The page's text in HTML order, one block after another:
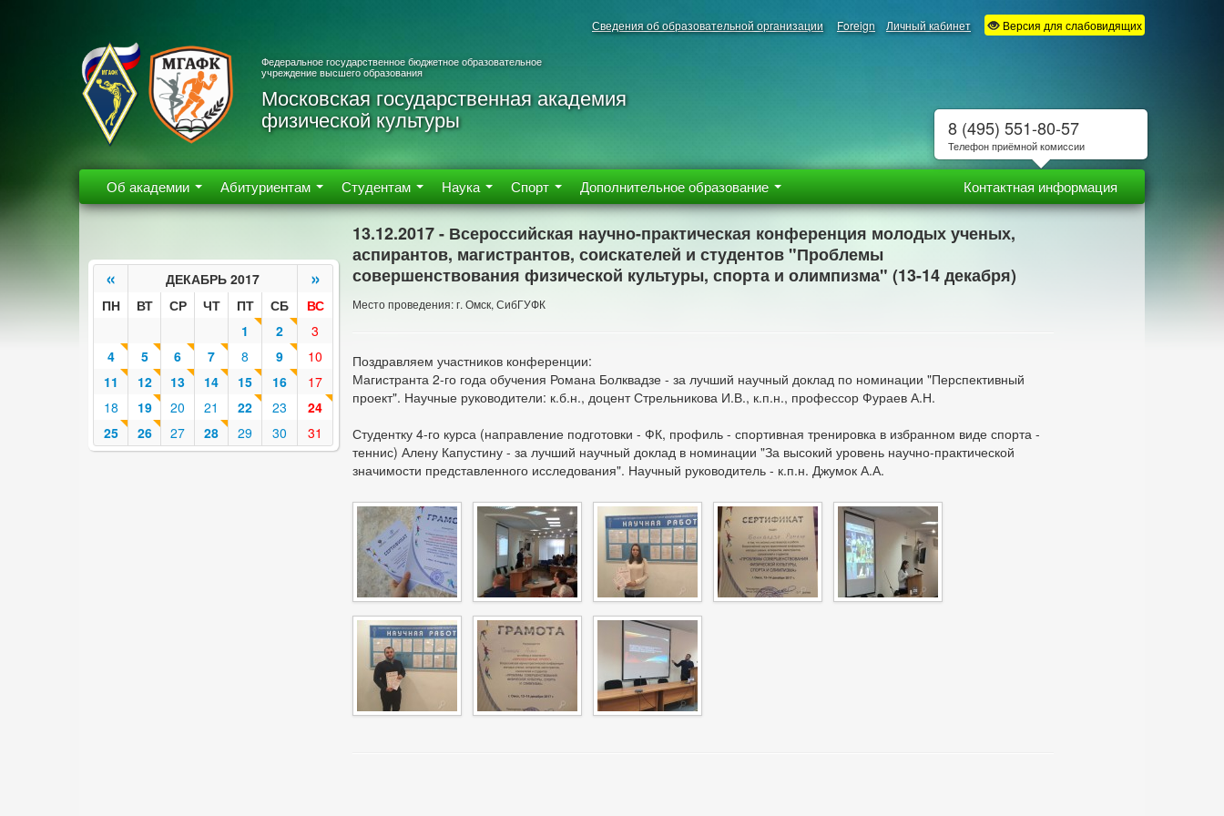
Сведения об образовательной организации Foreign Личный кабинет Версия для слабовидящих
Федеральное государственное бюджетное образовательное
учреждение высшего образования
Московская государственная академия
физической культуры
Об академии Абитуриентам Студентам Наука Спорт Дополнительное образование Контактная информация
« ДЕКАБРЬ 2017 »
ПН ВТ СР ЧТ ПТ СБ
ВС
1
2
3
4
5 6 7 8 9
10
11
12 13 14 15 16
17
18
19 20 21 22 23
24
25
26 27 28 29 30 31
13.12.2017 - Всероссийская научно-практическая конференция молодых ученых,
аспирантов, магистрантов, соискателей и студентов "Проблемы
совершенствования физической культуры, спорта и олимпизма" (13-14 декабря)
Место проведения: г. Омск, СибГУФК
Поздравляем участников конференции:
Магистранта 2-го года обучения Романа Болквадзе - за лучший научный доклад по номинации "Перспективный
проект". Научные руководители: к.б.н., доцент Стрельникова И.В., к.п.н., профессор Фураев А.Н.
Студентку 4-го курса (направление подготовки - ФК, профиль - спортивная тренировка в избранном виде спорта -
теннис) Алену Капустину - за лучший научный доклад в номинации "За высокий уровень научно-практической
значимости представленного исследования". Научный руководитель - к.п.н. Джумок А.А.
8 (495) 551-80-57
Телефон приёмной комиссии